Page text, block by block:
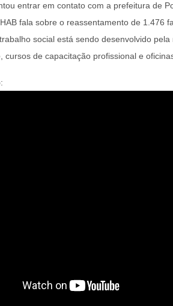
entrar em contato com a prefeitura de
fala sobre o reassentamento de 1.476
social está sendo desenvolvido
cursos de capacitação profissional e